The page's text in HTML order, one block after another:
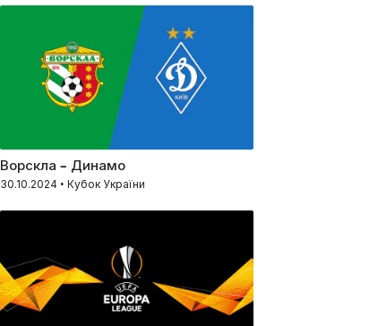
Ворскла – Динамо
30.10.2024 • Кубок України